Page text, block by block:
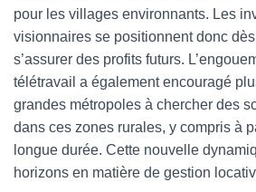
pour les villages environnants. Les
visionnaires se positionnent donc
s’assurer des profits futurs.
télétravail a également encouragé
grandes métropoles à chercher des
dans ces zones rurales, y compris à
longue durée. Cette nouvelle
horizons en matière de gestion